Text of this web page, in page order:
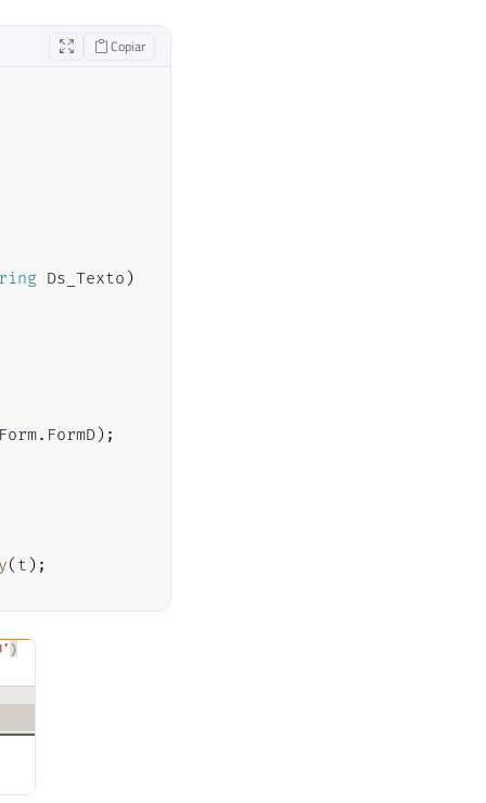
Copiar
Ds_Texto )
. FormD) ;
( t ) ;